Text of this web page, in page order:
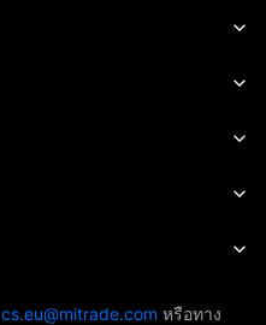
cs.eu@mitrade.com หรือทาง